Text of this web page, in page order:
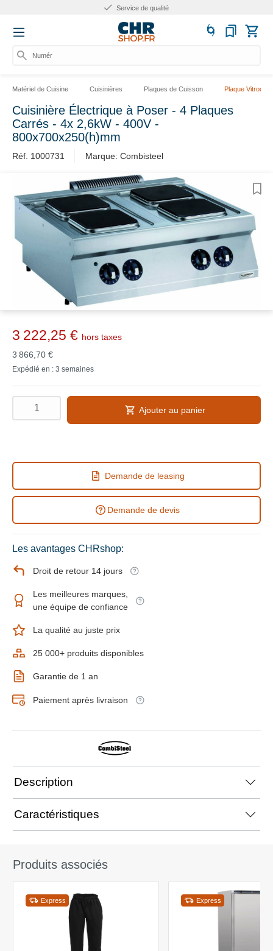
Service de qualité
Numéro
Matériel de Cuisine Cuisinières Plaques de Cuisson Plaque
Cuisinière Électrique à Poser - 4 Plaques
Carrés - 4x 2,6kW - 400V -
800x700x250(h)mm
Réf. 1000731 Marque: Combisteel
3 222,25 € hors taxes
3 866,70 €
Expédié en : 3 semaines
Ajouter au panier
Demande de leasing
Demande de devis
Les avantages CHRshop:
Droit de retour 14 jours
Les meilleures marques,
une équipe de confiance
La qualité au juste prix
25 000+ produits disponibles
Garantie de 1 an
Paiement après livraison
Description
Caractéristiques
Produits associés
Express Express